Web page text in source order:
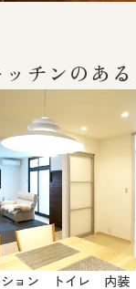
チンのあ
ョン トイレ 内装